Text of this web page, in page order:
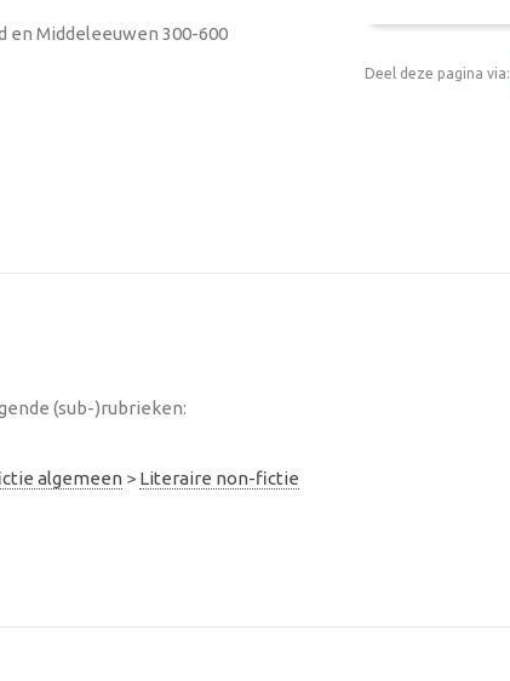
Middeleeuwen 300-600
Deel deze pagina via:
(sub-)rubrieken:
algemeen > Literaire non-fictie